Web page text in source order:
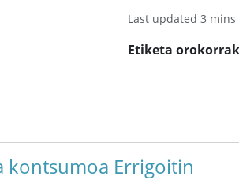
Last updated 3 mins
Etiketa orokorrak
kontsumoa Errigoitin